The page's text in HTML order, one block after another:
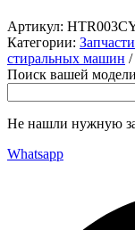
Артикул:
Категории:
стиральных машин /
Поиск вашей
Не нашли нужную
Whatsapp